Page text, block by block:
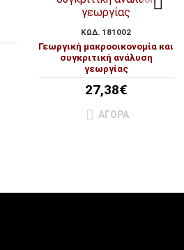
ΚΩΔ. 181002
Γεωργική μακροοικονομία και
συγκριτική ανάλυση
γεωργίας
27,38€
ΑΓΟΡΆ